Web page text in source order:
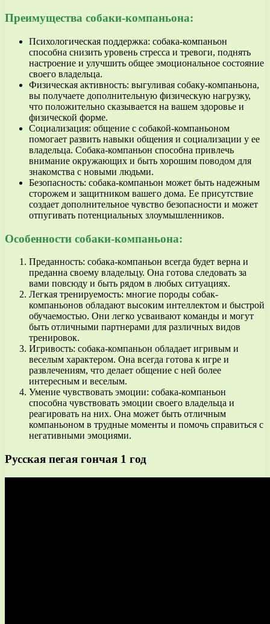
Преимущества собаки-компаньона:
Психологическая поддержка: собака-компаньон
способна снизить уровень стресса и тревоги, поднять
настроение и улучшить общее эмоциональное состояние
своего владельца.
Физическая активность: выгуливая собаку-компаньона,
вы получаете дополнительную физическую нагрузку,
что положительно сказывается на вашем здоровье и
физической форме.
Социализация: общение с собакой-компаньоном
помогает развить навыки общения и социализации у ее
владельца. Собака-компаньон способна привлечь
внимание окружающих и быть хорошим поводом для
знакомства с новыми людьми.
Безопасность: собака-компаньон может быть надежным
сторожем и защитником вашего дома. Ее присутствие
создает дополнительное чувство безопасности и может
отпугивать потенциальных злоумышленников.
Особенности собаки-компаньона:
Преданность: собака-компаньон всегда будет верна и
преданна своему владельцу. Она готова следовать за
вами повсюду и быть рядом в любых ситуациях.
Легкая тренируемость: многие породы собак-
компаньонов обладают высоким интеллектом и быстрой
обучаемостью. Они легко усваивают команды и могут
быть отличными партнерами для различных видов
тренировок.
Игривость: собака-компаньон обладает игривым и
веселым характером. Она всегда готова к игре и
развлечениям, что делает общение с ней более
интересным и веселым.
Умение чувствовать эмоции: собака-компаньон
способна чувствовать эмоции своего владельца и
реагировать на них. Она может быть отличным
компаньоном в трудные моменты и помочь справиться с
негативными эмоциями.
Русская пегая гончая 1 год